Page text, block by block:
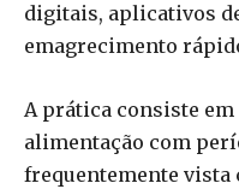
digitais, aplicativos
emagrecimento
A prática consiste
alimentação com
frequentemente vista